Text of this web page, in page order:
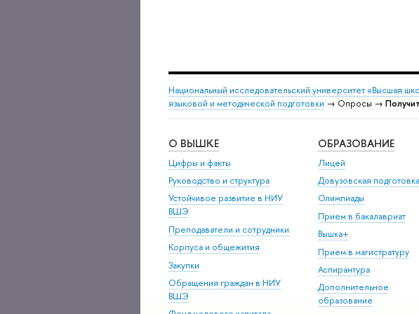
Национальный исследовательский университет «Высшая
языковой и методической подготовки → Опросы →
О ВЫШКЕ
Цифры и факты
Руководство и структура
Устойчивое развитие в НИУ
ШЭ
Преподаватели и сотрудники
Корпуса и общежития
Закупки
Обращения граждан в НИУ
ШЭ
ОБРАЗОВАНИЕ
Лицей
Довузовская подготовка
Олимпиады
Прием в бакалавриат
ышка+
Прием в магистратуру
Аспирантура
Дополнительное
образование